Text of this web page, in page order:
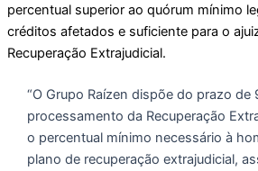
percentual superior ao quórum mínimo
créditos afetados e suficiente para o
Recuperação Extrajudicial.
“O Grupo Raízen dispõe do prazo
processamento da Recuperação
o percentual mínimo necessário à
plano de recuperação extrajudicial,